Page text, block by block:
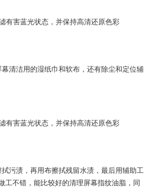
清洁用的湿纸巾和软布，还有除尘和定位辅
污渍，再用布擦拭残留水渍，最后用辅助工
工不错，能比较好的清理屏幕指纹油脂，同